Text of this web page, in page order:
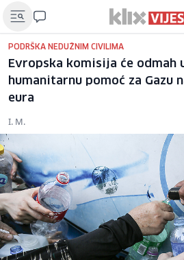
PODRŠKA NEDUŽNIM CIVILIMA
Evropska komisija će
humanitarnu pomoć za Gazu
eura
I. M.